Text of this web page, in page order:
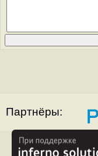
Партнёры: